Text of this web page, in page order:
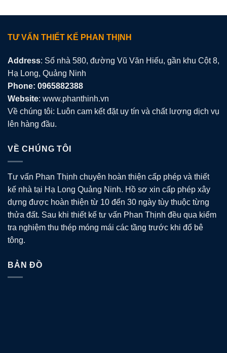
TƯ VẤN THIẾT KẾ PHAN THỊNH
Address: Số nhà 580, đường Vũ Văn Hiếu, gần khu Cột 8,
Hạ Long, Quảng Ninh
Phone: 0965882388
Website: www.phanthinh.vn
Về chúng tôi: Luôn cam kết đặt uy tín và chất lượng dịch vụ
lên hàng đầu.
VỀ CHÚNG TÔI
Tư vấn Phan Thịnh chuyên hoàn thiện cấp phép và thiết
kế nhà tại Hạ Long Quảng Ninh. Hồ sơ xin cấp phép xây
dựng được hoàn thiện từ 10 đến 30 ngày tùy thuộc từng
thửa đất. Sau khi thiết kế tư vấn Phan Thịnh đều qua kiểm
tra nghiệm thu thép móng mái các tầng trước khi đổ bê
tông.
BẢN ĐỒ